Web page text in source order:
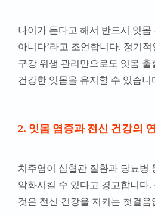
나이가 든다고 해서 반드시 잇
아니다’라고 조언합니다. 정기
구강 위생 관리만으로도 잇몸 출
건강한 잇몸을 유지할 수 있습니
2. 잇몸 염증과 전신 건강의
치주염이 심혈관 질환과 당뇨병
악화시킬 수 있다고 경고합니다.
것은 전신 건강을 지키는 첫걸음